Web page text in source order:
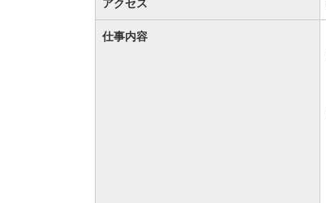
アクセス
仕事内容